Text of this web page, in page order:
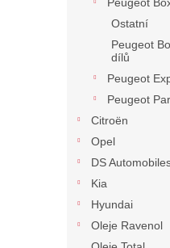
Ostatní
Peugeot
dílů
Peugeot
Peugeot
Citroën
Opel
DS
Kia
Hyundai
Oleje Ravenol